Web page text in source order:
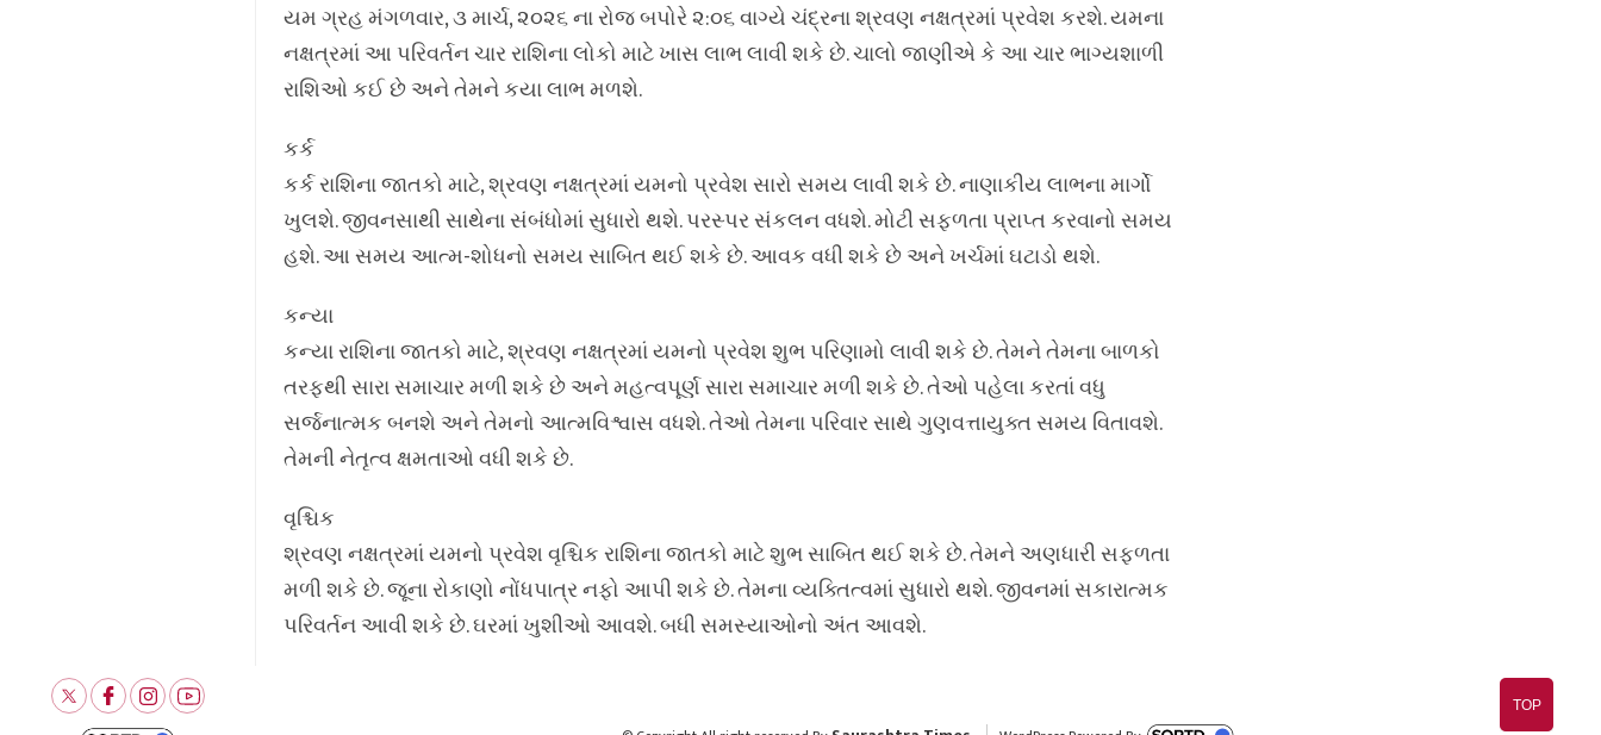
યમ ગ્રહ મંગળવાર, ૩ માર્ચ, ૨૦૨૬ ના રોજ બપોરે ૨:૦૬ વાગ્યે ચંદ્રના શ્રવણ નક્ષત્રમાં પ્રવેશ કરશે. યમના
નક્ષત્રમાં આ પરિવર્તન ચાર રાશિના લોકો માટે ખાસ લાભ લાવી શકે છે. ચાલો જાણીએ કે આ ચાર ભાગ્યશાળી
રાશિઓ કઈ છે અને તેમને કયા લાભ મળશે.
કર્ક
કર્ક રાશિના જાતકો માટે, શ્રવણ નક્ષત્રમાં યમનો પ્રવેશ સારો સમય લાવી શકે છે. નાણાકીય લાભના માર્ગો
ખુલશે. જીવનસાથી સાથેના સંબંધોમાં સુધારો થશે. પરસ્પર સંકલન વધશે. મોટી સફળતા પ્રાપ્ત કરવાનો સમય
હશે. આ સમય આત્મ-શોધનો સમય સાબિત થઈ શકે છે. આવક વધી શકે છે અને ખર્ચમાં ઘટાડો થશે.
કન્યા
કન્યા રાશિના જાતકો માટે, શ્રવણ નક્ષત્રમાં યમનો પ્રવેશ શુભ પરિણામો લાવી શકે છે. તેમને તેમના બાળકો
તરફથી સારા સમાચાર મળી શકે છે અને મહત્વપૂર્ણ સારા સમાચાર મળી શકે છે. તેઓ પહેલા કરતાં વધુ
સર્જનાત્મક બનશે અને તેમનો આત્મવિશ્વાસ વધશે. તેઓ તેમના પરિવાર સાથે ગુણવત્તાયુક્ત સમય વિતાવશે.
તેમની નેતૃત્વ ક્ષમતાઓ વધી શકે છે.
વૃશ્ચિક
શ્રવણ નક્ષત્રમાં યમનો પ્રવેશ વૃશ્ચિક રાશિના જાતકો માટે શુભ સાબિત થઈ શકે છે. તેમને અણધારી સફળતા
મળી શકે છે. જૂના રોકાણો નોંધપાત્ર નફો આપી શકે છે. તેમના વ્યક્તિત્વમાં સુધારો થશે. જીવનમાં સકારાત્મક
પરિવર્તન આવી શકે છે. ઘરમાં ખુશીઓ આવશે. બધી સમસ્યાઓનો અંત આવશે.
TOP